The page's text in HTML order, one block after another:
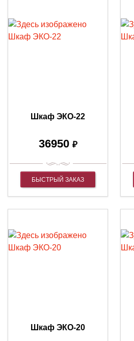
Шкаф ЭКО-22
36950 ₽
БЫСТРЫЙ ЗАКАЗ
Шкаф ЭКО-20